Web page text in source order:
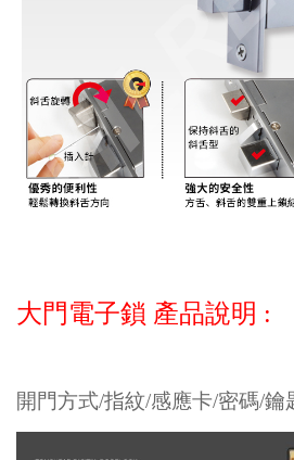
大門電子鎖 產品說明 :
開門方式/指紋/感應卡/密碼/鑰